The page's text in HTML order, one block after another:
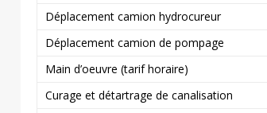
Déplacement camion hydrocureur
Déplacement camion de pompage
Main d’oeuvre (tarif horaire)
Curage et détartrage de canalisation